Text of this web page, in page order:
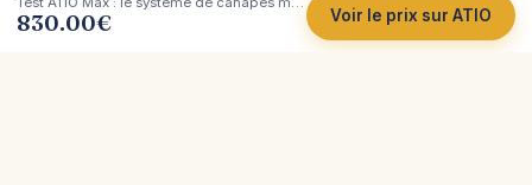
830.00€ Voir le prix sur ATIO